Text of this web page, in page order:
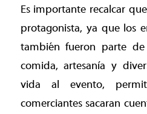
Es importante recalcar
protagonista, ya que los
también fueron parte
comida, artesanía y
vida al evento,
comerciantes sacaran